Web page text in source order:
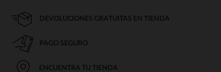
DEVOLUCIONES GRATUITAS EN TIENDA
PAGO SEGURO
ENCUENTRA TU TIENDA